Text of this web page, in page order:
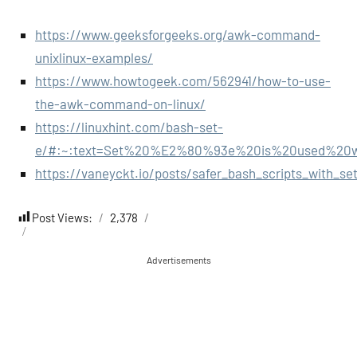
https://www.geeksforgeeks.org/awk-command-
unixlinux-examples/
https://www.howtogeek.com/562941/how-to-use-
the-awk-command-on-linux/
https://linuxhint.com/bash-set-
e/
https://vaneyckt.io/posts/
Post Views: 2,378
Advertisements